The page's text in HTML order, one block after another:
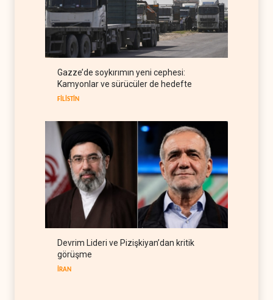
ABD'den Rus petrolünü alan
ülkelere yüzde 100'e varan
gümrük vergisi
RUSYA 09 Ağustos 2026
Demokratlar Trump için azil
süreci yerine soruşturma
Gazze’de soykırımın yeni cephesi:
Kamyonlar ve sürücüler de hedefte
FİLİSTİN
Devrim Lideri ve Pizişkiyan’dan kritik
görüşme
İRAN